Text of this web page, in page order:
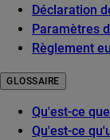
Déclaration
Paramètres
Règlement
GLOSSAIRE
Qu'est-ce
Qu'est-ce